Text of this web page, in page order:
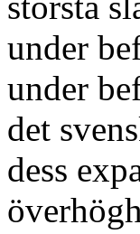
under
under
det
dess